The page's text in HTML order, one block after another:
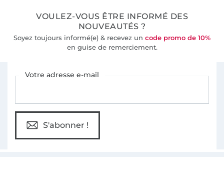
VOULEZ-VOUS ÊTRE INFORMÉ DES
NOUVEAUTÉS ?
Soyez toujours informé(e) & recevez un code promo de 10%
en guise de remerciement.
Votre adresse e-mail
S'abonner !